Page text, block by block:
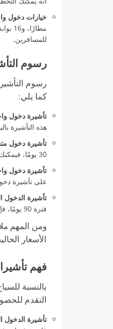
خيارات دخول
للمسافرين.
رسوم
رسوم
كما يلي:
تأشيرة دخول
هذه التأشيرة بالبقاء
تأشيرة دخول
30 يومًا، فيمكنك اختيار تأشيرة دخول متعددة. تكلفة هذه التأشيرة هي 50 دولارًا أمريكيًا.
تأشيرة دخول واحدة
على تأشيرة دخول واحدة
تأشيرة الدخول
فترة 90 يومًا، فإن تأشيرة الدخول المتعدد مناسبة لك. تبلغ رسوم هذه التأشيرة 50 دولارًا أمريكيًا.
ومن المهم
الأسعار
فهم
بالنسبة
التقدم
تأشيرة الدخول